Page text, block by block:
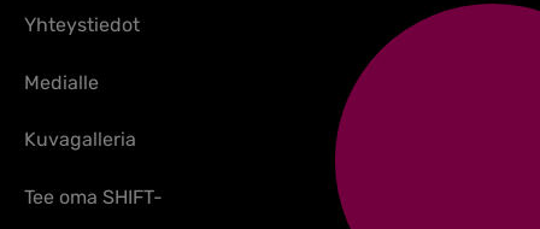
Yhteystiedot
Medialle
Kuvagalleria
Tee oma SHIFT-